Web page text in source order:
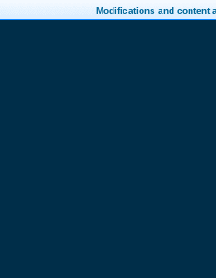
Modifications and content